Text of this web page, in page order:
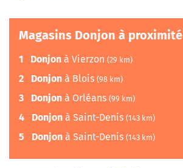
Magasins Donjon à proximité
1 Donjon à Vierzon (29 km)
2 Donjon à Blois (98 km)
3 Donjon à Orléans (99 km)
4 Donjon à Saint-Denis (143 km)
5 Donjon à Saint-Denis (143 km)